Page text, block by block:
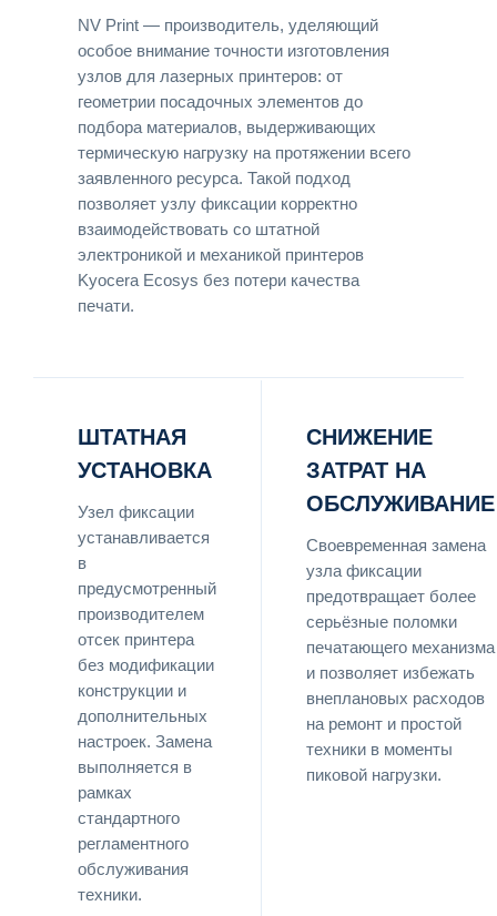
NV Print — производитель, уделяющий
особое внимание точности изготовления
узлов для лазерных принтеров: от
геометрии посадочных элементов до
подбора материалов, выдерживающих
термическую нагрузку на протяжении всего
заявленного ресурса. Такой подход
позволяет узлу фиксации корректно
взаимодействовать со штатной
электроникой и механикой принтеров
Kyocera Ecosys без потери качества
печати.
ШТАТНАЯ
УСТАНОВКА
Узел фиксации
устанавливается
в
предусмотренный
производителем
отсек принтера
без модификации
конструкции и
дополнительных
настроек. Замена
выполняется в
рамках
стандартного
регламентного
обслуживания
техники.
СНИЖЕНИЕ
ЗАТРАТ НА
ОБСЛУЖИВАНИЕ
Своевременная замена
узла фиксации
предотвращает более
серьёзные поломки
печатающего механизма
и позволяет избежать
внеплановых расходов
на ремонт и простой
техники в моменты
пиковой нагрузки.